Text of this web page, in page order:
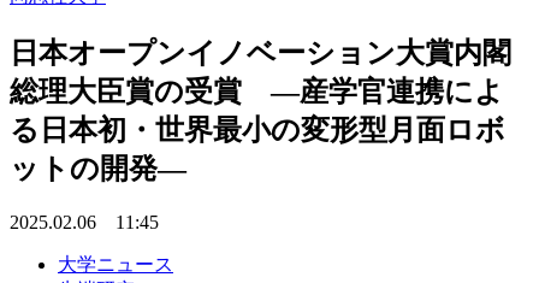
日本オープンイノベーション大賞内閣
総理大臣賞の受賞 ―産学官連携によ
る日本初・世界最小の変形型月面ロボ
ットの開発―
2025.02.06 11:45
大学ニュース